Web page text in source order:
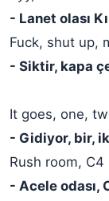
- Lanet olası
Fuck, shut up,
- Siktir, kapa
It goes, one,
- Gidiyor, bir,
Rush room, C4
- Acele odası,